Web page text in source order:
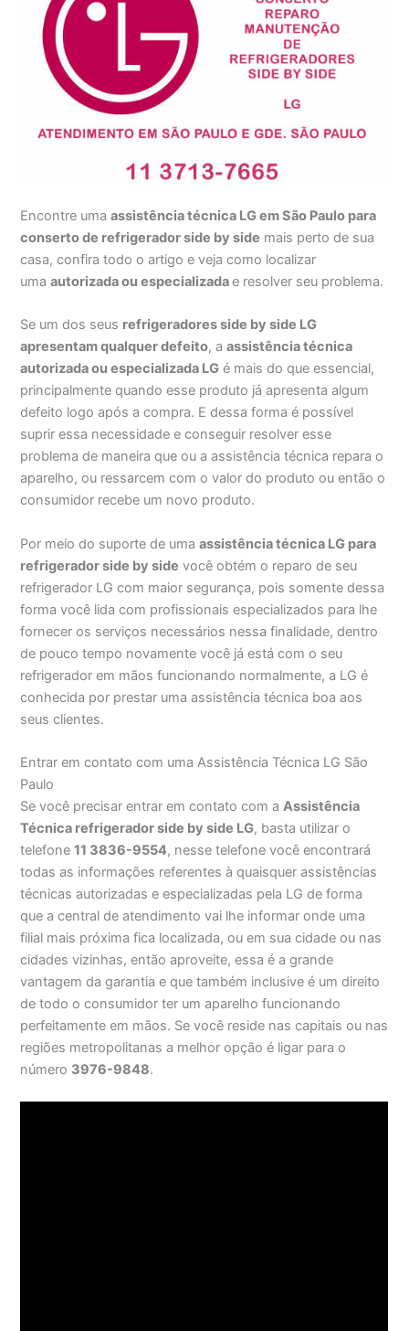
Encontre umaassistência técnica LG em São Paulo para
conserto de refrigerador side by side mais perto de sua
casa, confira todo o artigo e veja como localizar
umaautorizada ou especializadae resolver seu problema.
Se um dos seus refrigeradores side by side LG
apresentam qualquer defeito, aassistência técnica
autorizada ou especializada LG é mais do que essencial,
principalmente quando esse produto já apresenta algum
defeito logo após a compra. E dessa forma é possível
suprir essa necessidade e conseguir resolver esse
problema de maneira que ou a assistência técnica repara o
aparelho, ou ressarcem com o valor do produto ou então o
consumidor recebe um novo produto.
Por meio do suporte de umaassistência técnica LG para
refrigerador side by side você obtém o reparo de seu
refrigerador LG com maior segurança, pois somente dessa
forma você lida com profissionais especializados para lhe
fornecer os serviços necessários nessa finalidade, dentro
de pouco tempo novamente você já está com o seu
refrigerador em mãos funcionando normalmente, a LG é
conhecida por prestar uma assistência técnica boa aos
seus clientes.
Entrar em contato com uma Assistência Técnica LG São
Paulo
Se você precisar entrar em contato com aAssistência
Técnica refrigerador side by side LG, basta utilizar o
telefone11 3836-9554, nesse telefone você encontrará
todas as informações referentes à quaisquer assistências
técnicas autorizadas e especializadas pela LG de forma
que a central de atendimento vai lhe informar onde uma
filial mais próxima fica localizada, ou em sua cidade ou nas
cidades vizinhas, então aproveite, essa é a grande
vantagem da garantia e que também inclusive é um direito
de todo o consumidor ter um aparelho funcionando
perfeitamente em mãos. Se você reside nas capitais ou nas
regiões metropolitanas a melhor opção é ligar para o
número 3976-9848.